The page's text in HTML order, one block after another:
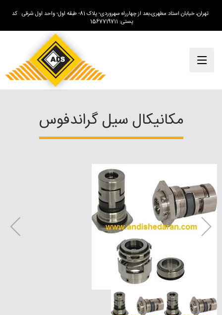
تهران، خیابان استاد مطهری،بعد از چهارراه سهروردی- پلاک 81- طبقه اول- واحد اول شرقی کد
پستی: 1567719711
مکانیکال سیل گراندفوس